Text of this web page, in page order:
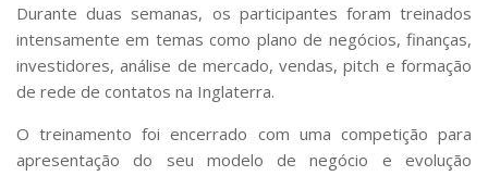
Comunicação
Assessorias e Mídias
Aplicativos e Sites
Jornal da USP
Agenda de Eventos
Defesa de Teses
Durante duas semanas, os participantes foram treinados
intensamente em temas como plano de negócios, finanças,
investidores, análise de mercado, vendas, pitch e formação
de rede de contatos na Inglaterra.
O treinamento foi encerrado com uma competição para
apresentação do seu modelo de negócio e evolução